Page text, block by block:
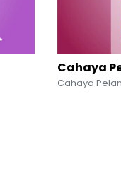
Cahaya
Cahaya